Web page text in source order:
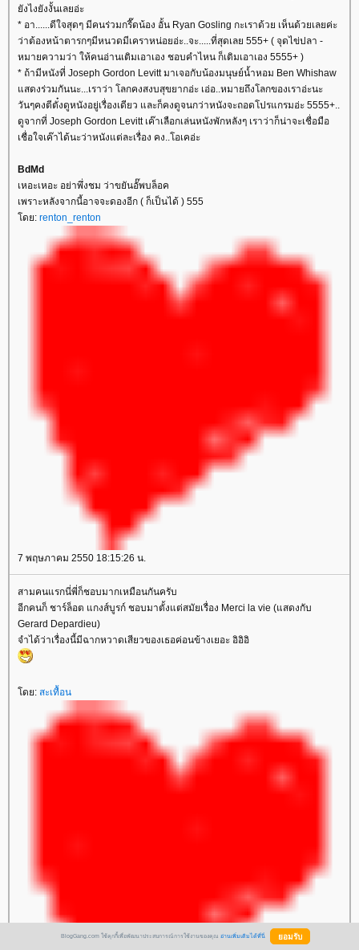
ังไงยังงั้นเลยอ่ะ
* อา......ดีใจสุดๆ มีคนร่วมกรี๊ดน้อง อั้น Ryan Gosling กะเราด้วย เห็นด้วยเลยค่ะ
ว่าต้องหน้าตารกๆมีหนวดมีเคราหน่อยอ่ะ..จะ.....ที่สุดเลย 555+ ( จุดไข่ปลา -
หมายความว่า ให้คนอ่านเติมเอาเอง ชอบคำไหน ก็เติมเอาเอง 5555+ )
* ถ้ามีหนังที่ Joseph Gordon Levitt มาเจอกับน้องมนุษย์น้ำหอม Ben Whishaw
สดงร่วมกันนะ...เราว่า โลกคงสงบสุขยากอ่ะ เอ่อ..หมายถึงโลกของเราอ่ะนะ
วันๆคงตีตั๋งดูหนังอยู่เรื่องเดียว และก็คงดูจนกว่าหนังจะถอดโปรแกรมอ่ะ 5555+..
ดูจากที่ Joseph Gordon Levitt เค๊าเลือกเล่นหนังพักหลังๆ เราว่าก็น่าจะเชื่อมือ
เชื่อใจเค๊าได้นะว่าหนังแต่ละเรื่อง คง..โอเคอ่ะ
BdMd
เหอะเหอะ อย่าพึ่งชม ว่าขยันอั๊พบล็อค
เพราะหลังจากนี้อาจจะดองอีก ( ก็เป็นได้ ) 555
ดย: renton_renton
7 พฤษภาคม 2550 18:15:26 น.
สามคนแรกนี่พี่ก็ชอบมากเหมือนกันครับ
อีกคนก็ ชาร์ล็อต แกงส์บูรก์ ชอบมาตั้งแต่สมัยเรื่อง Merci la vie (แสดงกับ
Gerard Depardieu)
จำได้ว่าเรื่องนี้มีฉากหวาดเสียวของเธอค่อนข้างเยอะ อิอิอิ
ดย: สะเทื้อน
BlogGang.com ใช้คุกกี้เพื่อพัฒนาประสบการณ์การใช้งานของคุณ อ่านเพิ่มเติมได้ที่นี่